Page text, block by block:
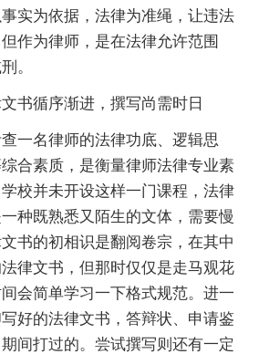
实为依据，法律为准绳，让违法
作为律师，是在法律允许范围
。
循序渐进，撰写尚需时日
名律师的法律功底、逻辑思
合素质，是衡量律师法律专业素
校并未开设这样一门课程，法律
种既熟悉又陌生的文体，需要慢
书的初相识是翻阅卷宗，在其中
律文书，但那时仅仅是走马观花
会简单学习一下格式规范。进一
好的法律文书，答辩状、申请鉴
间打过的。尝试撰写则还有一定